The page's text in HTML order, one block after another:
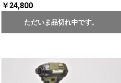
￥24,800
ただいま品切れ中です。